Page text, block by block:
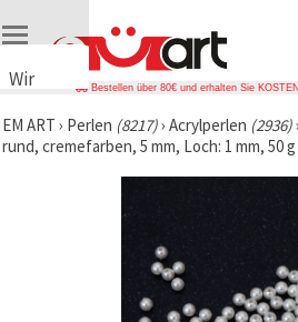
Wir
Cookies
🍪 Wir
Bestellen über 80€ und erhalten Sie
EM ART › Perlen (8217)› Acrylperlen (2936)›
rund, cremefarben, 5 mm, Loch: 1 mm, 50